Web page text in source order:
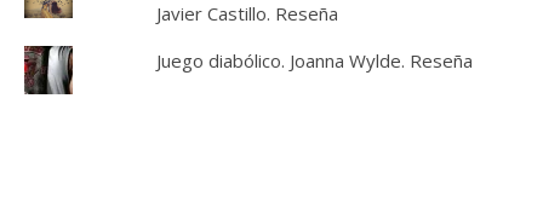
Javier Castillo. Reseña
Juego diabólico. Joanna Wylde. Reseña